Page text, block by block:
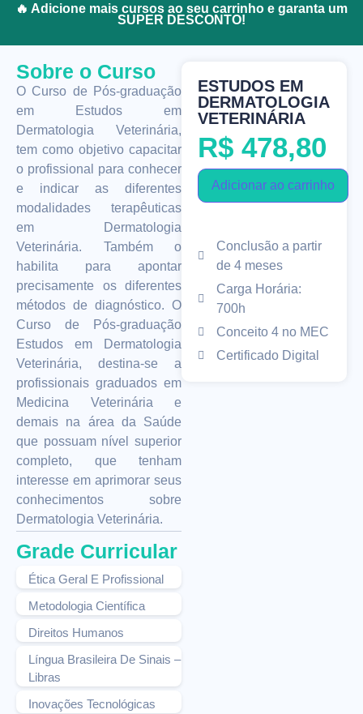
🔥 Adicione mais cursos ao seu carrinho e garanta um
SUPER DESCONTO!
Sobre o Curso
O Curso de Pós-graduação
em Estudos em
Dermatologia Veterinária,
tem como objetivo capacitar
o profissional para conhecer
e indicar as diferentes
modalidades terapêuticas
em Dermatologia
Veterinária. Também o
habilita para apontar
precisamente os diferentes
métodos de diagnóstico. O
Curso de Pós-graduação
Estudos em Dermatologia
Veterinária, destina-se a
profissionais graduados em
Medicina Veterinária e
demais na área da Saúde
que possuam nível superior
completo, que tenham
interesse em aprimorar seus
conhecimentos sobre
Dermatologia Veterinária.
Grade Curricular
Ética Geral E Profissional
Metodologia Científica
Direitos Humanos
Língua Brasileira De Sinais –
Libras
Inovações Tecnológicas
ESTUDOS EM
DERMATOLOGIA
VETERINÁRIA
R$ 478,80
Adicionar ao carrinho
Conclusão a partir
de 4 meses
Carga Horária:
700h
Conceito 4 no MEC
Certificado Digital